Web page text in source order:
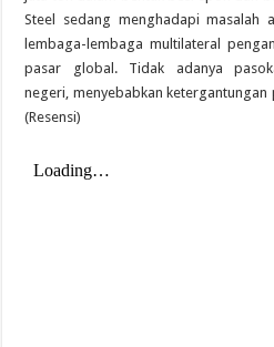
Steel sedang menghadapi masalah
lembaga-lembaga multilateral
pasar global. Tidak adanya
negeri, menyebabkan
(Resensi)